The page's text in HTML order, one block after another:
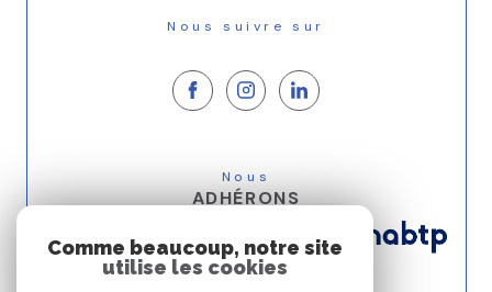
Nous suivre sur
Nous
ADHÉRONS
Comme beaucoup, notre site
utilise les cookies